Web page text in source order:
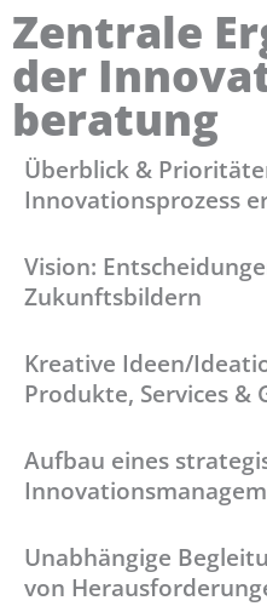
Zentrale
der
beratung
Überblick &
Innovationsprozess
Vision:
Zukunftsbildern
Kreative Ideen/
Produkte, Services &
Aufbau eines
Unabhängige
von